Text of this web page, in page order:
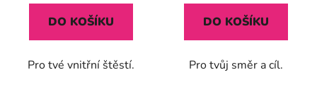
5,0
z
hvězdiček.
DO KOŠÍKU
Pro tvé vnitřní štěstí.
DO KOŠÍKU
Pro tvůj směr a cíl.